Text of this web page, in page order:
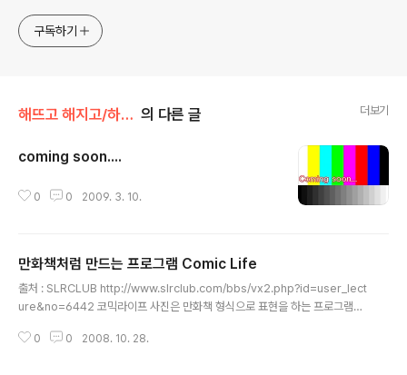
구독하기
해뜨고 해지고/하루살이 의 다른 글 더보기
coming soon....
0 0 2009. 3. 10.
만화책처럼 만드는 프로그램 Comic Life
출처 : SLRCLUB http://www.slrclub.com/bbs/vx2.php?id=user_lect
ure&no=6442 코믹라이프 사진은 만화책 형식으로 표현을 하는 프로그램입
asq.com/downloads MAC용과 Windows용으로 분리 되어있으니 참고 !!
0 0 2008. 10. 28.